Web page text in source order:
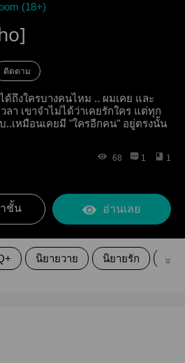
(18+)
ติดตาม
ถึงใครบางคนไหม .. ผมเคย และ
า เขาจำไม่ได้ว่าเคยรักใคร แต่ทุก
..เหมือนเคยมี "ใครอีกคน" อยู่ตรงนั้น
68 1 1
าชั้น อ่านเลย
นิยายวาย นิยายรัก ดร